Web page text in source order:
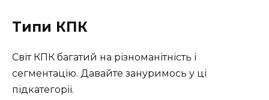
Типи КПК
Світ КПК багатий на різноманітність і
сегментацію. Давайте зануримось у ці
підкатегорії.